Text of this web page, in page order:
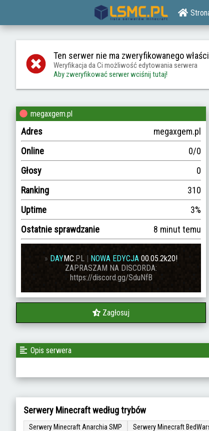
Ten serwer nie ma zweryfikowanego
Weryfikacja da Ci możliwość edytowania serwera
Aby zweryfikować serwer wciśnij tutaj!
megaxgem.pl
Adres
megaxgem.pl
Online
0/0
Głosy
0
Ranking
310
Uptime
3%
Ostatnie sprawdzanie
8 minut temu
» DAYMC.PL | NOWA EDYCJA 00.05.2k20!
ZAPRASZAM NA DISCORDA:
https://discord.gg/SduNfB
Zagłosuj
Opis serwera
Serwery Minecraft według trybów
Serwery Minecraft Anarchia SMP Serwery Minecraft